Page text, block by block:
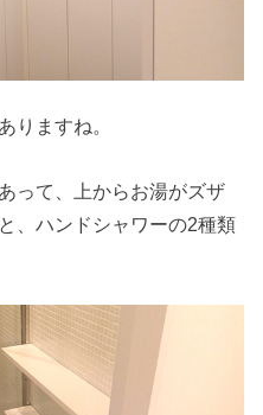
りますね。
って、上からお湯がズザ
、ハンドシャワーの2種類